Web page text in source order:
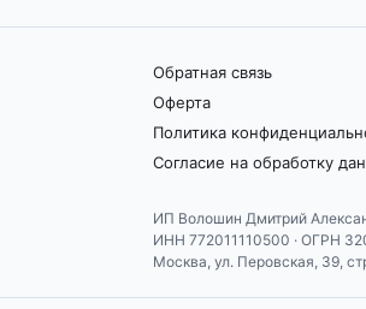
Обратная связь
Оферта
Политика
Согласие на обработку
ИП Волошин Дмитрий
ИНН 772011110500 · ОГРН
Москва, ул. Перовская, 39,